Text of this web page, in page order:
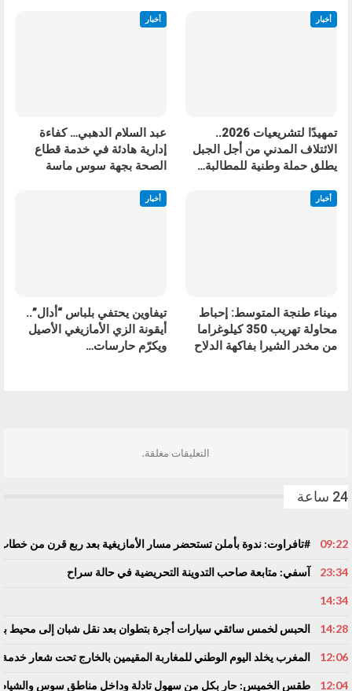
أخبار
تمهيدًا لتشريعيات 2026..
الائتلاف المدني من أجل الجبل
يطلق حملة وطنية للمطالبة…
أخبار
عبد السلام الدهبي… كفاءة
إدارية هادئة في خدمة قطاع
الصحة بجهة سوس ماسة
أخبار
ميناء طنجة المتوسط: إحباط
محاولة تهريب 350 كيلوغراما
من مخدر الشيرا بفاكهة الدلاح
أخبار
تيفاوين يحتفي بلباس “أدال”..
أيقونة الزي الأمازيغي الأصيل
ويكرّم حارسات…
التعليقات مغلقة.
24 ساعة
09:22 #تافراوت: ندوة بأملن تستحضر مسار الأمازيغية بعد ربع قرن من
23:34 آسفي: متابعة صاحب التدوينة التحريضية في حالة سراح
14:34
14:28 الحبس لخمس سائقي سيارات أجرة بتطوان بعد نقل شبان إلى محيط باب
12:06 المغرب يخلد اليوم الوطني للمغاربة المقيمين بالخارج تحت شعار خدمة
12:04 طقس الخميس: ﺣﺎﺭ بكل من سهول تادلة وداخل مناطق سوس